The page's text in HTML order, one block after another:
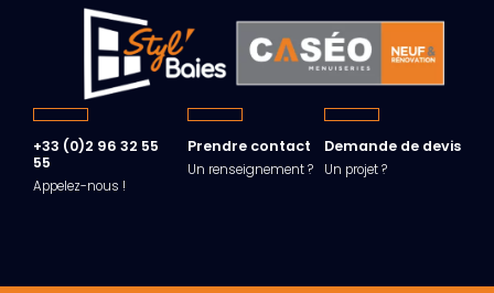
+33 (0)2 96 32 55
55
Appelez-nous !
Prendre contact
Un renseignement ?
Demande de devis
Un projet ?